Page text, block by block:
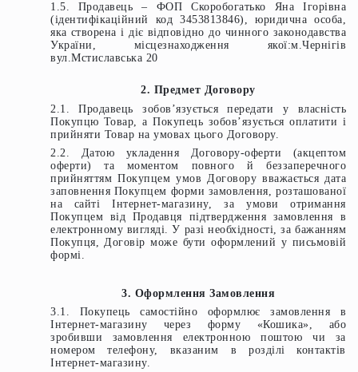
1.5. Продавець – ФОП Скоробогатько Яна Ігорівна
(ідентифікаційний код 3453813846), юридична особа,
яка створена і діє відповідно до чинного законодавства
України, місцезнаходження якої:м.Чернігів
вул.Мстиславська 20
2. Предмет Договору
2.1. Продавець зобов’язується передати у власність
Покупцю Товар, а Покупець зобов’язується оплатити і
прийняти Товар на умовах цього Договору.
2.2. Датою укладення Договору-оферти (акцептом
оферти) та моментом повного й беззаперечного
прийняттям Покупцем умов Договору вважається дата
заповнення Покупцем форми замовлення, розташованої
на сайті Інтернет-магазину, за умови отримання
Покупцем від Продавця підтвердження замовлення в
електронному вигляді. У разі необхідності, за бажанням
Покупця, Договір може бути оформлений у письмовій
формі.
3. Оформлення Замовлення
3.1. Покупець самостійно оформлює замовлення в
Інтернет-магазину через форму «Кошика», або
зробивши замовлення електронною поштою чи за
номером телефону, вказаним в розділі контактів
Інтернет-магазину.